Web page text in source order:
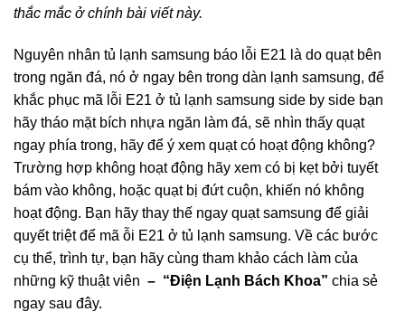
thắc mắc ở chính bài viết này.
Nguyên nhân tủ lạnh samsung báo lỗi E21 là do quạt bên
trong ngăn đá, nó ở ngay bên trong dàn lạnh samsung, để
khắc phục mã lỗi E21 ở tủ lạnh samsung side by side bạn
hãy tháo mặt bích nhựa ngăn làm đá, sẽ nhìn thấy quạt
ngay phía trong, hãy để ý xem quạt có hoạt động không?
Trường hợp không hoạt động hãy xem có bị kẹt bởi tuyết
bám vào không, hoặc quạt bị đứt cuộn, khiến nó không
hoạt động. Bạn hãy thay thế ngay quạt samsung để giải
quyết triệt để mã ỗi E21 ở tủ lạnh samsung. Về các bước
cụ thể, trình tự, bạn hãy cùng tham khảo cách làm của
những kỹ thuật viên – “Điện Lạnh Bách Khoa” chia sẻ
ngay sau đây.